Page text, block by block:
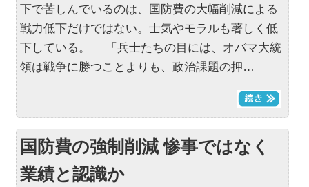
下で苦しんでいるのは、国防費の大幅削減による
戦力低下だけではない。士気やモラルも著しく低
下している。 「兵士たちの目には、オバマ大統
領は戦争に勝つことよりも、政治課題の押…
国防費の強制削減 惨事ではなく
業績と認識か